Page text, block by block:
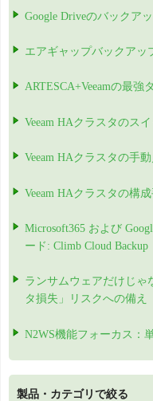
Google Driveのバックア
エアギャップバックアッ
ARTESCA+Veeamの最強
Veeam HAクラスタのス
Veeam HAクラスタの手
Veeam HAクラスタの構
Microsoft365 および
ード: Climb Cloud Backup
ランサムウェアだけじゃ
タ損失」リスクへの備え
N2WS機能フォーカス：
製品・カテゴリで絞る